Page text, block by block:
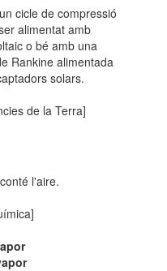
cicle de compressió
alimentat amb
o bé amb una
Rankine alimentada
solars.
de la Terra]
l'aire.